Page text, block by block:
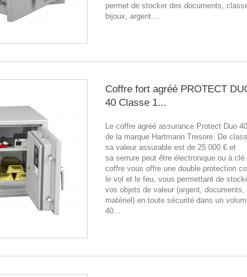
permet de stocker des documents,
bijoux, argent...
Coffre fort agréé PROTECT
40 Classe 1...
Le coffre agréé assurance Protect Duo
de la marque Hartmann Tresore. De
sa valeur assurable est de 25 000 € et
sa serrure peut être électronique ou à
coffre vous offre une double protection
le vol et le feu, vous permettant de
vos objets de valeur (argent, documents,
matériel) en toute sécurité dans un
40...